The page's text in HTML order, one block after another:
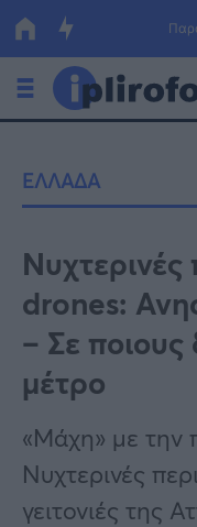
Οικονομία
Πολιτική
Τράπεζες
ΕΣΠΑ
Κόσμος
Lifestyle
Αθλητικά
Υγεία
ΕΛΛΑΔΑ
Νυχτερινές
drones:
– Σε ποιους
μέτρο
«Μάχη» με την
Νυχτερινές
γειτονιές της